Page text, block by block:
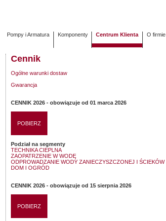
Pompy i Armatura Komponenty Centrum Klienta O firmie
Cennik
Ogólne warunki dostaw
Gwarancja
CENNIK 2026 - obowiązuje od 01 marca 2026
POBIERZ
Podział na segmenty
TECHNIKA CIEPLNA
ZAOPATRZENIE W WODĘ
ODPROWADZANIE WODY ZANIECZYSZCZONEJ I ŚCIEKÓW
DOM I OGRÓD
CENNIK 2026 - obowiązuje od 15 sierpnia 2026
POBIERZ